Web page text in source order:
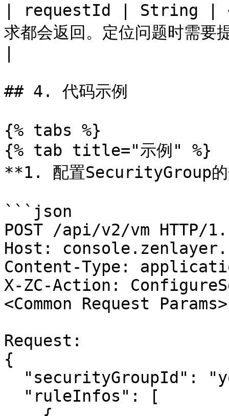
| requestId | String |
求都会返回。定位问题时需
## 4. 代码示例
{% tabs %}
{% tab title="示例" %}
**1. 配置SecurityGroup的
```json
POST /api/v2/vm HTTP/
Host:
Content-Type:
X-ZC-Action:
<Common Request Params>
Request:
{